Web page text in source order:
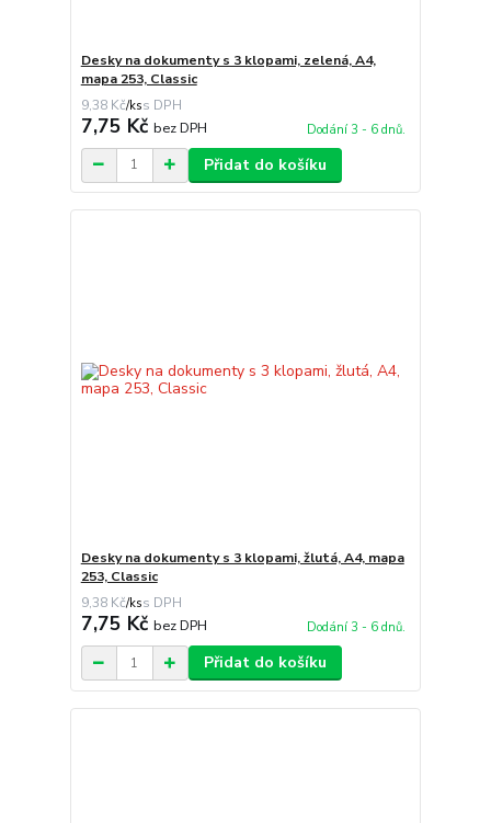
Desky na dokumenty s 3 klopami, zelená, A4,
mapa 253, Classic
9,38 Kč/ks
7,75 Kč bez DPH Dodání 3 - 6 dnů.
Přidat do košíku
Desky na dokumenty s 3 klopami, žlutá, A4, mapa
253, Classic
9,38 Kč/ks
7,75 Kč bez DPH Dodání 3 - 6 dnů.
Přidat do košíku